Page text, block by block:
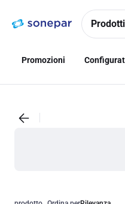
navigazionealla
Promozioni